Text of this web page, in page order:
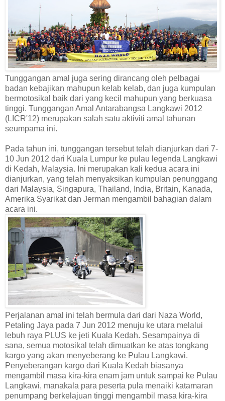
Tunggangan amal juga sering dirancang oleh pelbagai
badan kebajikan mahupun kelab kelab, dan juga kumpulan
bermotosikal baik dari yang kecil mahupun yang berkuasa
tinggi. Tunggangan Amal Antarabangsa Langkawi 2012
(LICR'12) merupakan salah satu aktiviti amal tahunan
seumpama ini.
Pada tahun ini, tunggangan tersebut telah dianjurkan dari 7-
10 Jun 2012 dari Kuala Lumpur ke pulau legenda Langkawi
di Kedah, Malaysia. Ini merupakan kali kedua acara ini
dianjurkan, yang telah menyaksikan kumpulan penunggang
dari Malaysia, Singapura, Thailand, India, Britain, Kanada,
Amerika Syarikat dan Jerman mengambil bahagian dalam
acara ini.
Perjalanan amal ini telah bermula dari dari Naza World,
Petaling Jaya pada 7 Jun 2012 menuju ke utara melalui
lebuh raya PLUS ke jeti Kuala Kedah. Sesampainya di
sana, semua motosikal telah dimuatkan ke atas tongkang
kargo yang akan menyeberang ke Pulau Langkawi.
Penyeberangan kargo dari Kuala Kedah biasanya
mengambil masa kira-kira enam jam untuk sampai ke Pulau
Langkawi, manakala para peserta pula menaiki katamaran
penumpang berkelajuan tinggi mengambil masa kira-kira